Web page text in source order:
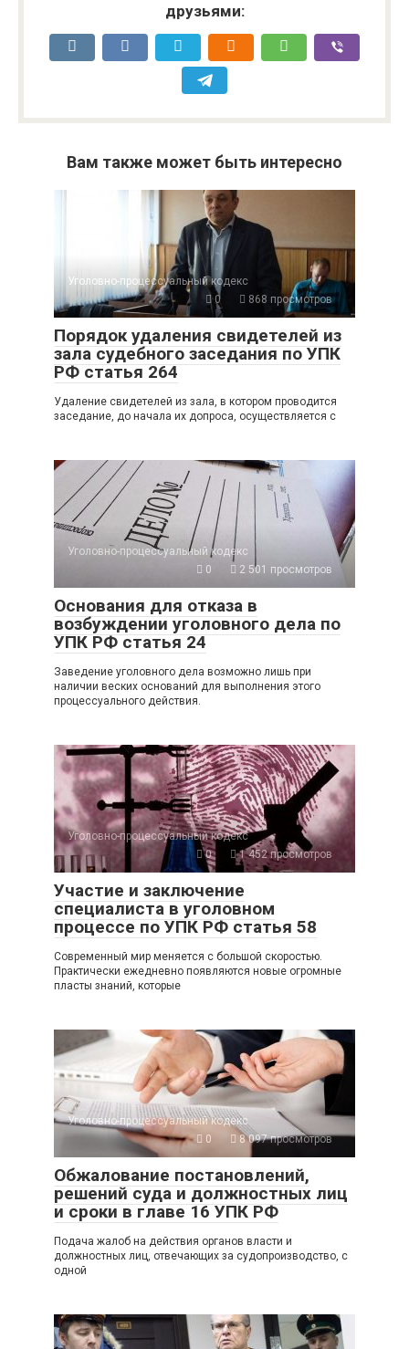
друзьями:
Вам также может быть интересно
Уголовно-процессуальный кодекс
0
868 просмотров
Порядок удаления свидетелей из
зала судебного заседания по УПК
РФ статья 264
Удаление свидетелей из зала, в котором проводится
заседание, до начала их допроса, осуществляется с
Уголовно-процессуальный кодекс
0
2 501 просмотров
Основания для отказа в
возбуждении уголовного дела по
УПК РФ статья 24
Заведение уголовного дела возможно лишь при
наличии веских оснований для выполнения этого
процессуального действия.
Уголовно-процессуальный кодекс
0
1 452 просмотров
Участие и заключение
специалиста в уголовном
процессе по УПК РФ статья 58
Современный мир меняется с большой скоростью.
Практически ежедневно появляются новые огромные
пласты знаний, которые
Уголовно-процессуальный кодекс
0
8 097 просмотров
Обжалование постановлений,
решений суда и должностных лиц
и сроки в главе 16 УПК РФ
Подача жалоб на действия органов власти и
должностных лиц, отвечающих за судопроизводство, с
одной